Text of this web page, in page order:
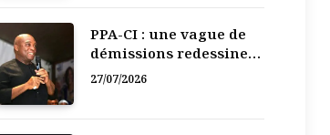
PPA-CI : une vague de
démissions redessine
la recomposition
27/07/2026